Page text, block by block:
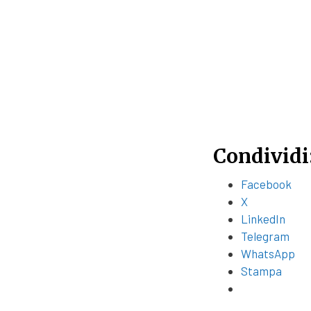
Facebook
X
LinkedIn
Telegram
WhatsApp
Stampa